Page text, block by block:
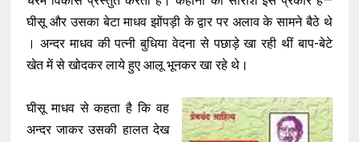
घीसू और उसका बेटा माधव झोंपड़ी के द्वार पर अलाव के सामने बैठे थे
। अन्दर माधव की पत्नी बुधिया वेदना से पछाड़े खा रही थीं बाप-बेटे
खेत में से खोदकर लाये हुए आलू भूनकर खा रहे थे।
घीसू माधव से कहता है कि वह
अन्दर जाकर उसकी हालत देख